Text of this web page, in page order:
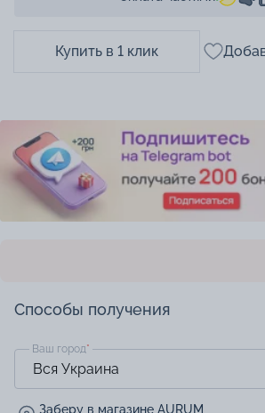
Купить в 1 клик
Способы получения
Ваш город*
Заберу в магазине AURUM